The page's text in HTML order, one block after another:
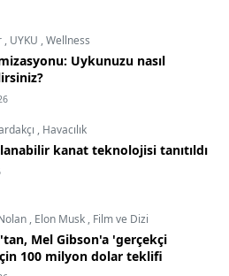
, UYKU ,Wellness
Uykunuzu nasıl
, Havacılık
kanat teknolojisi tanıtıldı
, Elon Musk , Film ve Dizi
Mel Gibson'a 'gerçekçi
100 milyon dolar teklifi